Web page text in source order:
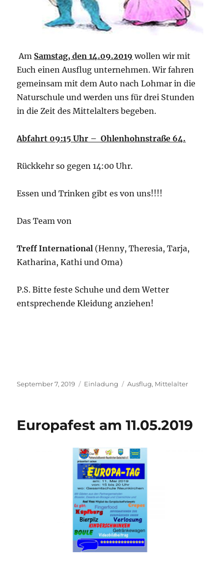
Am Samstag, den 14.09.2019 wollen wir mit
Euch einen Ausflug unternehmen. Wir fahren
gemeinsam mit dem Auto nach Lohmar in die
Naturschule und werden uns für drei Stunden
in die Zeit des Mittelalters begeben.
Abfahrt 09:15 Uhr – Ohlenhohnstraße 64.
Rückkehr so gegen 14:00 Uhr.
Essen und Trinken gibt es von uns!!!!
Das Team von
Treff International (Henny, Theresia, Tarja,
Katharina, Kathi und Oma)
P.S. Bitte feste Schuhe und dem Wetter
entsprechende Kleidung anziehen!
Veröffentlicht
September 7, 2019 Kategorien
Einladung Schlagwörter
Ausflug, Mittelalter
Europafest am 11.05.2019